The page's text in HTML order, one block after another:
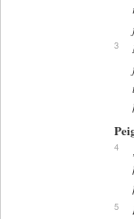
3
4
5